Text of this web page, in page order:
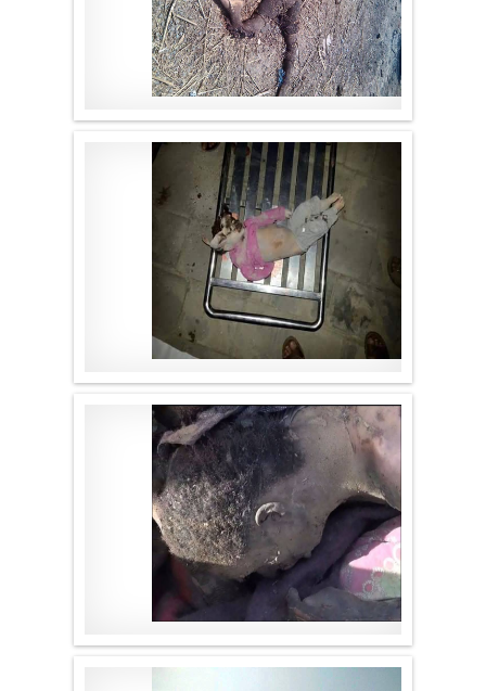
موقع لا الأخباري
.
موقع لا الأخباري
.
موقع لا الأخباري
.